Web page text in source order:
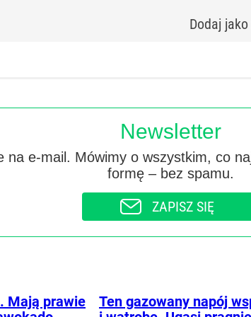
Dodaj jako
Newsletter
na e-mail. Mówimy o wszystkim, co
formę – bez spamu.
ZAPISZ SIĘ
Mają prawie
Ten gazowany napój